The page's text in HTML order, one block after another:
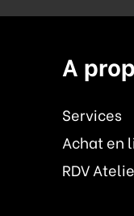
A
Services
Achat en
RDV